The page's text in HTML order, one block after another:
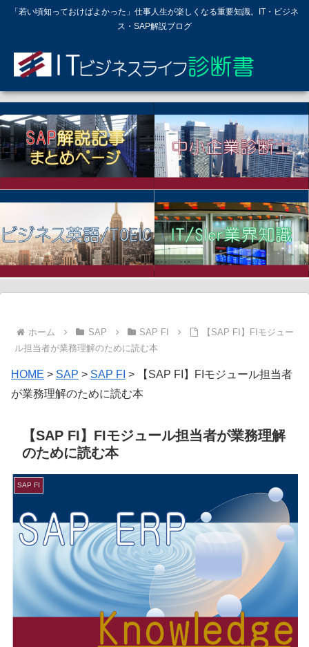
「若い頃知っておけばよかった」仕事人生が楽しくなる重要知識。IT・ビジネ
ス・SAP解説ブログ
ホーム SAP SAP FI
【SAP FI】FIモジュー
ル担当者が業務理解のために読む本
HOME > SAP > SAP FI >
【SAP FI】FIモジュール担当者
が業務理解のために読む本
【SAP FI】FIモジュール担当者が業務理解
のために読む本
SAP FI